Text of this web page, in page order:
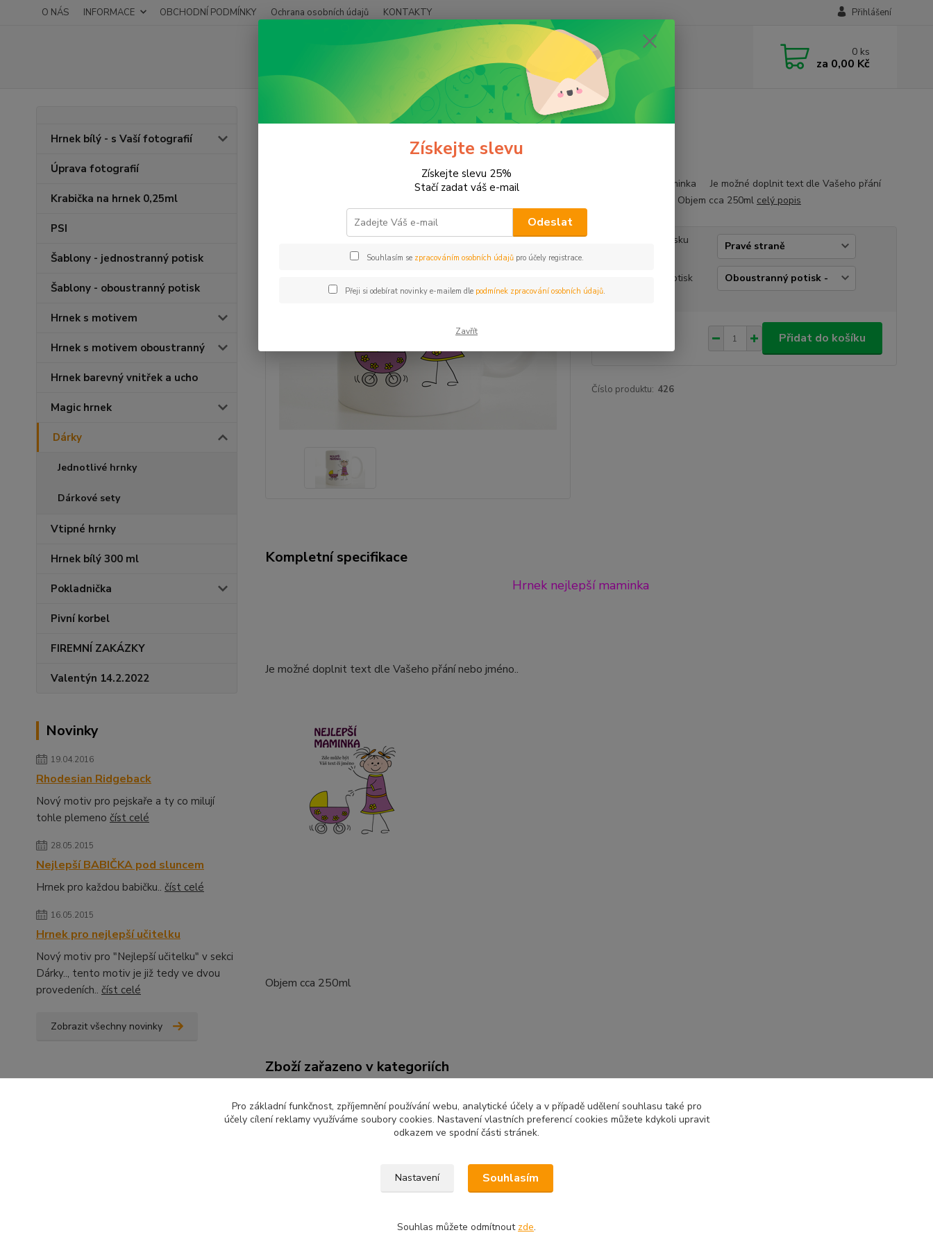
O NÁS INFORMACE OBCHODNÍ PODMÍNKY Ochrana osobních údajů KONTAKTY Přihlášení
0 ks
za 0,00 Kč
Hrnek bílý - s Vaší fotografií
Úprava fotografií
Krabička na hrnek 0,25ml
PSI
Šablony - jednostranný potisk
Šablony - oboustranný potisk
Hrnek s motivem
Hrnek s motivem oboustranný
Hrnek barevný vnitřek a ucho
Magic hrnek
Dárky
Jednotlivé hrnky
Dárkové sety
Vtipné hrnky
Hrnek bílý 300 ml
Pokladnička
Pivní korbel
FIREMNÍ ZAKÁZKY
Valentýn 14.2.2022
Novinky
19.04.2016
Rhodesian Ridgeback
Nový motiv pro pejskaře a ty co milují
tohle plemeno číst celé
28.05.2015
Nejlepší BABIČKA pod sluncem
Hrnek pro každou babičku.. číst celé
16.05.2015
Hrnek pro nejlepší učitelku
Nový motiv pro "Nejlepší učitelku" v sekci
Dárky.., tento motiv je již tedy ve dvou
provedeních.. číst celé
Zobrazit všechny novinky
Nejlepší maminka
Nejlepší maminka
Hrnek nejlepší maminka Je možné doplnit text dle Vašeho přání
nebo jméno.. Objem cca 250ml celý popis
Ouško vůči potisku
Oboustranný potisk
Přidat do košíku
Číslo produktu: 426
Kompletní specifikace
Hrnek nejlepší maminka
Je možné doplnit text dle Vašeho přání nebo jméno..
Objem cca 250ml
Zboží zařazeno v kategoriích
Získejte slevu
Získejte slevu 25%
Stačí zadat váš e-mail
Odeslat
Souhlasím se zpracováním osobních údajůpro účely registrace.
Přeji si odebírat novinky e-mailem dle podmínek zpracování osobních údajů.
Zavřít
Pro základní funkčnost, zpříjemnění používání webu, analytické účely a v případě udělení souhlasu také pro
účely cílení reklamy využíváme soubory cookies. Nastavení vlastních preferencí cookies můžete kdykoli upravit
odkazem ve spodní části stránek.
Nastavení Souhlasím
Souhlas můžete odmítnout zde.